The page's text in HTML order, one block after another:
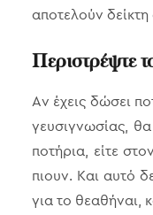
αποτελούν
Περιστρέψτε
Αν έχεις δώσει
γευσιγνωσίας,
ποτήρια, είτε
πιουν. Και αυτό
για το θεαθήναι,